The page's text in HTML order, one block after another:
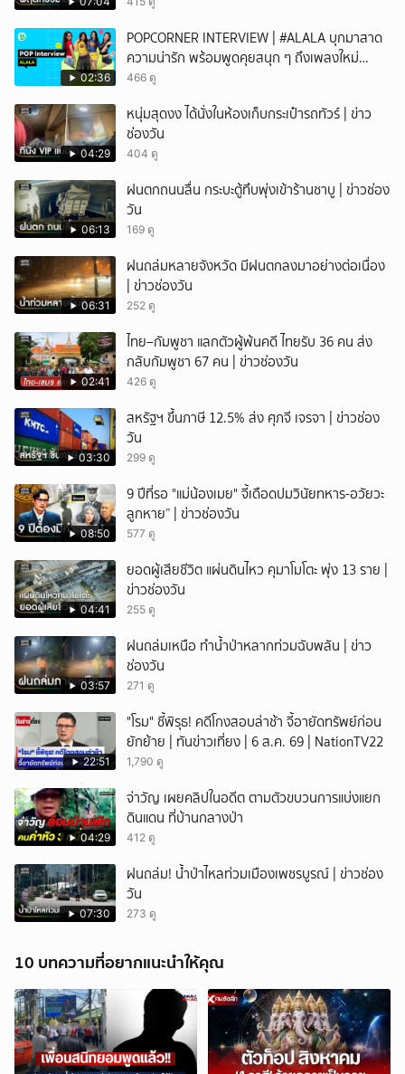
02:36
POPCORNER INTERVIEW | #ALALA บุกมาสาด
ความน่ารัก พร้อมพูดคุยสนุก ๆ ถึงเพลงใหม่
'ON&OFF'
466 ดู
04:29
หนุ่มสุดงง ได้นั่งในห้องเก็บกระเป๋ารถทัวร์ | ข่าว
ช่องวัน
404 ดู
06:13
ฝนตกถนนลื่น กระบะตู้ทึบพุ่งเข้าร้านชาบู | ข่าวช่อง
วัน
169 ดู
06:31
ฝนถล่มหลายจังหวัด มีฝนตกลงมาอย่างต่อเนื่อง
| ข่าวช่องวัน
252 ดู
02:41
ไทย–กัมพูชา แลกตัวผู้พ้นคดี ไทยรับ 36 คน ส่ง
กลับกัมพูชา 67 คน | ข่าวช่องวัน
426 ดู
03:30
สหรัฐฯ ขึ้นภาษี 12.5% ส่ง ศุภจี เจรจา | ข่าวช่อง
วัน
299 ดู
08:50
9 ปีที่รอ "แม่น้องเมย" จี้เดือดปมวินัยทหาร-อวัยวะ
ลูกหาย” | ข่าวช่องวัน
577 ดู
04:41
ยอดผู้เสียชีวิต แผ่นดินไหว คุมาโมโตะ พุ่ง 13 ราย |
ข่าวช่องวัน
255 ดู
03:57
ฝนถล่มเหนือ ทำน้ำป่าหลากท่วมฉับพลัน | ข่าว
ช่องวัน
271 ดู
22:51
"โรม" ชี้พิรุธ! คดีโกงสอบล่าช้า จี้อายัดทรัพย์ก่อน
ยักย้าย | ทันข่าวเที่ยง | 6 ส.ค. 69 | NationTV22
1,790 ดู
04:29
จ่าวัญ เผยคลิปในอดีต ตามตัวขบวนการแบ่งแยก
ดินแดน ที่บ้านกลางป่า
412 ดู
07:30
ฝนถล่ม! น้ำป่าไหลท่วมเมืองเพชรบูรณ์ | ข่าวช่อง
วัน
273 ดู
10 บทความที่อยากแนะนำให้คุณ